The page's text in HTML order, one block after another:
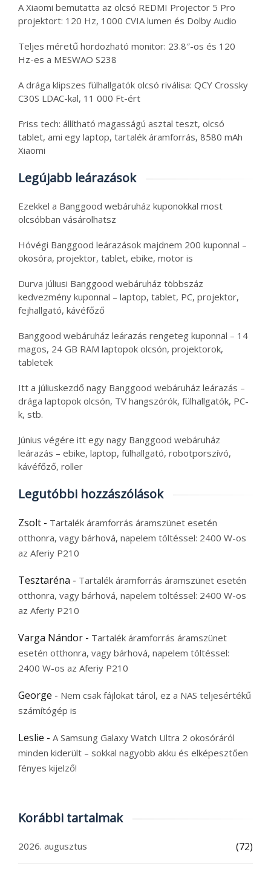
A Xiaomi bemutatta az olcsó REDMI Projector 5 Pro
projektort: 120 Hz, 1000 CVIA lumen és Dolby Audio
Teljes méretű hordozható monitor: 23.8″-os és 120
Hz-es a MESWAO S238
A drága klipszes fülhallgatók olcsó riválisa: QCY Crossky
C30S LDAC-kal, 11 000 Ft-ért
Friss tech: állítható magasságú asztal teszt, olcsó
tablet, ami egy laptop, tartalék áramforrás, 8580 mAh
Xiaomi
Legújabb leárazások
Ezekkel a Banggood webáruház kuponokkal most
olcsóbban vásárolhatsz
Hóvégi Banggood leárazások majdnem 200 kuponnal –
okosóra, projektor, tablet, ebike, motor is
Durva júliusi Banggood webáruház többszáz
kedvezmény kuponnal – laptop, tablet, PC, projektor,
fejhallgató, kávéfőző
Banggood webáruház leárazás rengeteg kuponnal – 14
magos, 24 GB RAM laptopok olcsón, projektorok,
tabletek
Itt a júliuskezdő nagy Banggood webáruház leárazás –
drága laptopok olcsón, TV hangszórók, fülhallgatók, PC-
k, stb.
Június végére itt egy nagy Banggood webáruház
leárazás – ebike, laptop, fülhallgató, robotporszívó,
kávéfőző, roller
Legutóbbi hozzászólások
Zsolt - Tartalék áramforrás áramszünet esetén
otthonra, vagy bárhová, napelem töltéssel: 2400 W-os
az Aferiy P210
Tesztaréna - Tartalék áramforrás áramszünet esetén
otthonra, vagy bárhová, napelem töltéssel: 2400 W-os
az Aferiy P210
Varga Nándor - Tartalék áramforrás áramszünet
esetén otthonra, vagy bárhová, napelem töltéssel:
2400 W-os az Aferiy P210
George - Nem csak fájlokat tárol, ez a NAS teljesértékű
számítógép is
Leslie - A Samsung Galaxy Watch Ultra 2 okosóráról
minden kiderült – sokkal nagyobb akku és elképesztően
fényes kijelző!
Korábbi tartalmak
2026. augusztus (72)